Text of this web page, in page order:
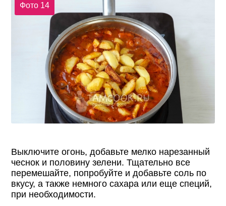
Фото 14
Выключите огонь, добавьте мелко нарезанный
чеснок и половину зелени. Тщательно все
перемешайте, попробуйте и добавьте соль по
вкусу, а также немного сахара или еще специй,
при необходимости.